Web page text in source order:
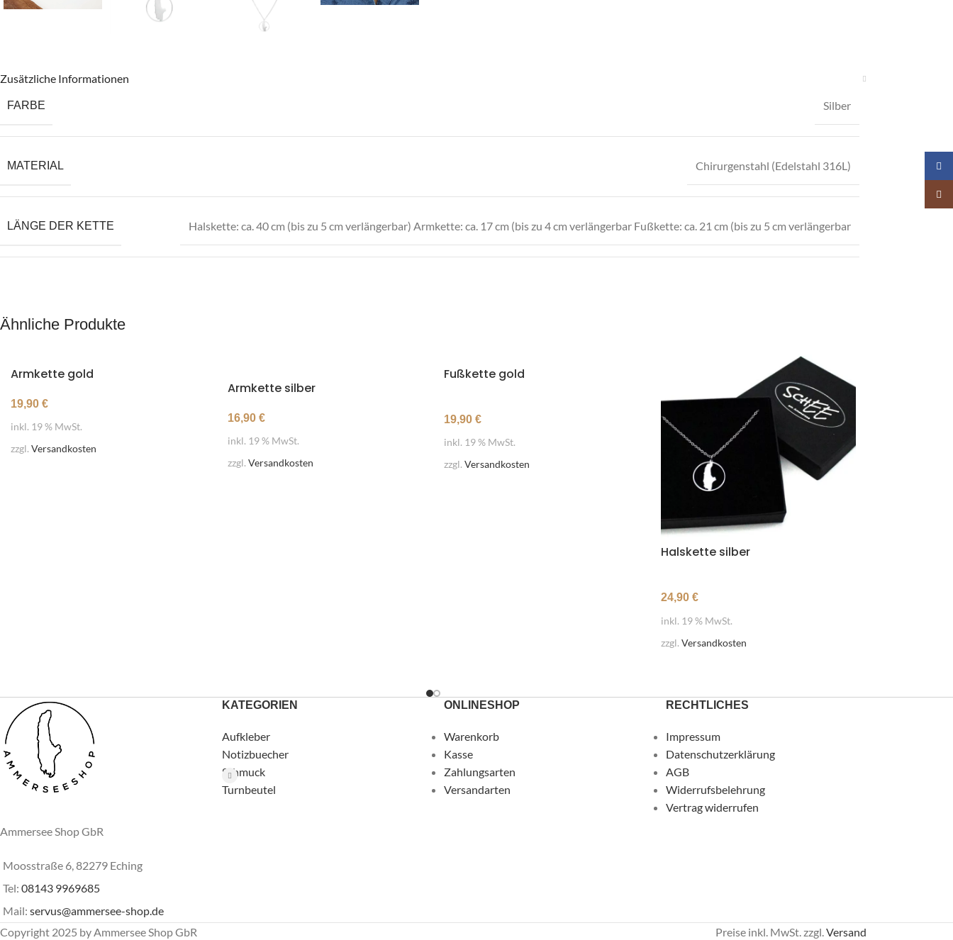
Zusätzliche Informationen
FARBE Silber
MATERIAL Chirurgenstahl (Edelstahl 316L)
LÄNGE DER KETTE Halskette: ca. 40 cm (bis zu 5 cm verlängerbar) Armkette: ca. 17 cm (bis zu 4 cm verlängerbar Fußkette: ca. 21 cm (bis zu 5 cm verlängerbar
Ähnliche Produkte
Armkette gold
19,90 €
inkl. 19 % MwSt.
zzgl. Versandkosten
Armkette silber
16,90 €
inkl. 19 % MwSt.
zzgl. Versandkosten
Fußkette gold
19,90 €
inkl. 19 % MwSt.
zzgl. Versandkosten
Halskette silber
24,90 €
inkl. 19 % MwSt.
zzgl. Versandkosten
Ammersee Shop GbR
Moosstraße 6, 82279 Eching
Tel: 08143 9969685
Mail: servus@ammersee-shop.de
KATEGORIEN
Aufkleber
Notizbuecher
Schmuck
Turnbeutel
ONLINESHOP
Warenkorb
Kasse
Zahlungsarten
Versandarten
RECHTLICHES
Impressum
Datenschutzerklärung
AGB
Widerrufsbelehrung
Vertrag widerrufen
Copyright 2025 by Ammersee Shop GbR Preise inkl. MwSt. zzgl.Versand